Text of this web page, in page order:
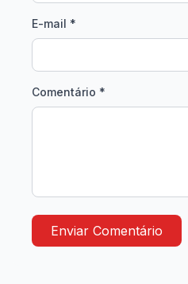
E-mail *
Comentário *
Enviar Comentário